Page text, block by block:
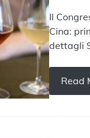
Il
Cina:
dettagli
Read